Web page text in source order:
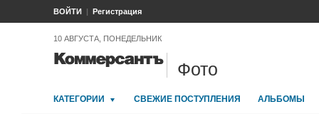
ВОЙТИ Регистрация
10 АВГУСТА, ПОНЕДЕЛЬНИК
Фото
КАТЕГОРИИ СВЕЖИЕ ПОСТУПЛЕНИЯ АЛЬБОМЫ